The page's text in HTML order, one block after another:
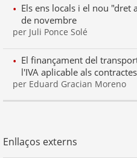
Els ens locals i el nou
de novembre
per Juli Ponce Solé
El finançament del
l'IVA aplicable als
per Eduard Gracian Moreno
Enllaços externs